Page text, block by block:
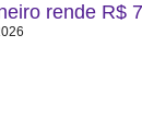
rende R$